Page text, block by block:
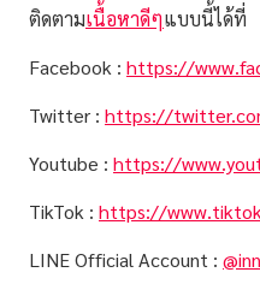
ติดตามเนื้อหาดีๆแบบนี้ได้ที่
Facebook : https://
Twitter : https://
Youtube : https://
TikTok : https://
LINE Official Account :